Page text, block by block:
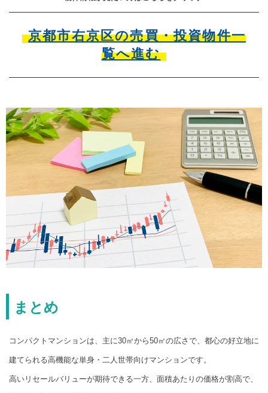
京都市右京区の売買・投資物件一
覧へ進む
まとめ
コンパクトマンションは、主に30㎡から50㎡の広さで、都心の好立地に
建てられる高機能な単身・二人世帯向けマンションです。
高いリセールバリューが期待できる一方、面積あたりの価格が割高で、